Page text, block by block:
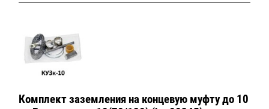
Комплект заземления на концевую муфту до 10